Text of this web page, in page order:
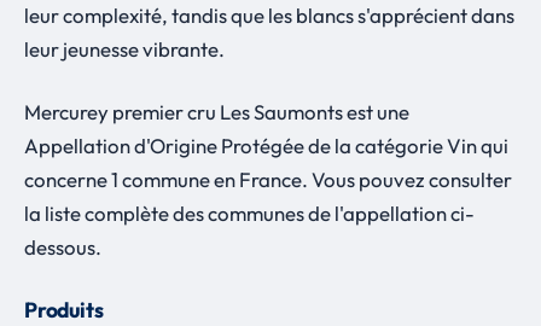
leur complexité, tandis que les blancs s'apprécient dans
leur jeunesse vibrante.
Mercurey premier cru Les Saumonts est une
Appellation d'Origine Protégée de la catégorie Vin qui
concerne 1 commune en France. Vous pouvez consulter
la liste complète des communes de l'appellation ci-
dessous.
Produits